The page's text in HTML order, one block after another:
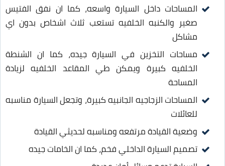
المساحات داخل السيارة واسعه، كما ان نفق الفتيس
صغير والكنبه الخلفيه تستعب ثلاث اشخاص بدون اي
مشاكل
مساحات التخزين في السيارة جيده، كما ان الشنطة
الخلفيه كبيرة ويمكن طي المقاعد الخلفيه لزيادة
المساحة
المساحات الزجاجيه الجانبيه كبيرة، وتجعل السيارة مناسبه
للعائلات
وضعية القيادة مرتفعه ومناسبه لحديثي القيادة
تصميم السيارة الداخلي فخم، كما ان الخامات جيده